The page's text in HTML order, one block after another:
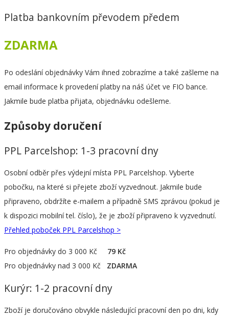
Platba bankovním převodem předem
ZDARMA
Po odeslání objednávky Vám ihned zobrazíme a také zašleme na
email informace k provedení platby na náš účet ve FIO bance.
Jakmile bude platba přijata, objednávku odešleme.
Způsoby doručení
PPL Parcelshop: 1-3 pracovní dny
Osobní odběr přes výdejní místa PPL Parcelshop. Vyberte
pobočku, na které si přejete zboží vyzvednout. Jakmile bude
připraveno, obdržíte e-mailem a případně SMS zprávou (pokud je
k dispozici mobilní tel. číslo), že je zboží připraveno k vyzvednutí.
Přehled poboček PPL Parcelshop >
Pro objednávky do 3 000 Kč 79 Kč
Pro objednávky nad 3 000 Kč ZDARMA
Kurýr: 1-2 pracovní dny
Zboží je doručováno obvykle následující pracovní den po dni, kdy